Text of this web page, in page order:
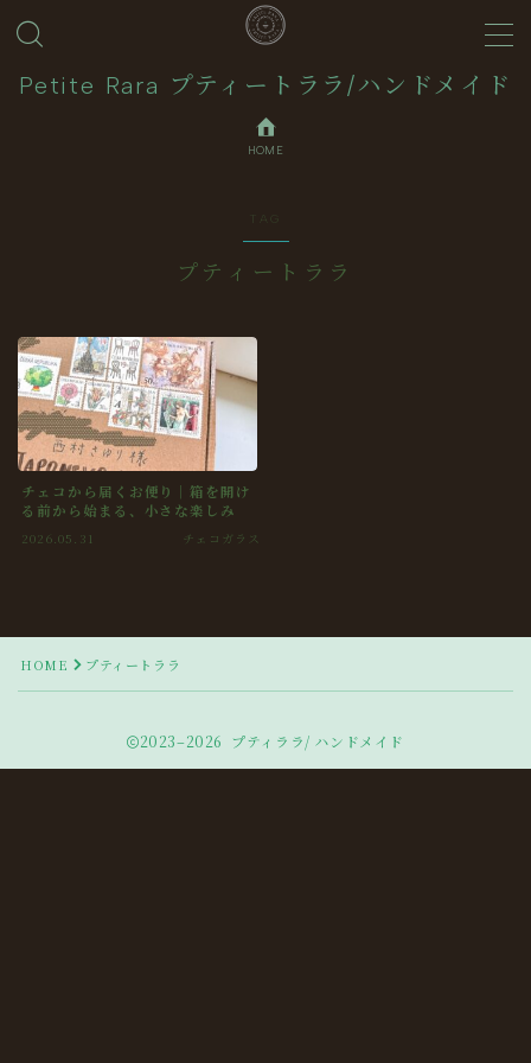
Petite Rara プティートララ/ハンドメイド
MENU
Collection
HOME
TAG
プティートララ
チェコから届くお便り｜箱を開け
る前から始まる、小さな楽しみ
2026.05.31 チェコガラス
HOME プティートララ
2023–2026 プティララ/ ハンドメイド